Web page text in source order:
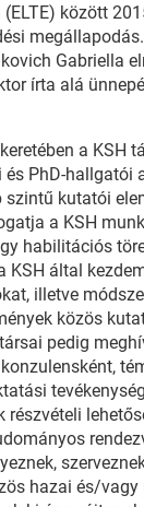
között
Gabriella
írta alá
a KSH
és PhD-hallgatói
kutatói
a KSH
habilitációs
KSH által
illetve
közös
pedig
részvételi
hazai és/